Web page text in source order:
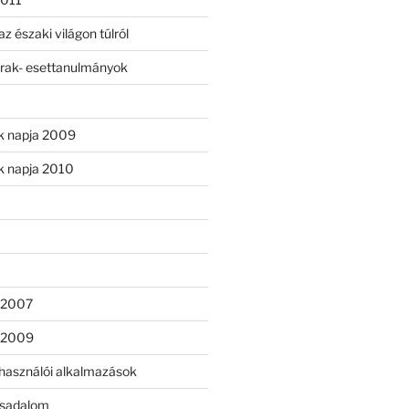
északi világon túlról
esettanulmányok
napja 2009
napja 2010
2009
alkalmazások